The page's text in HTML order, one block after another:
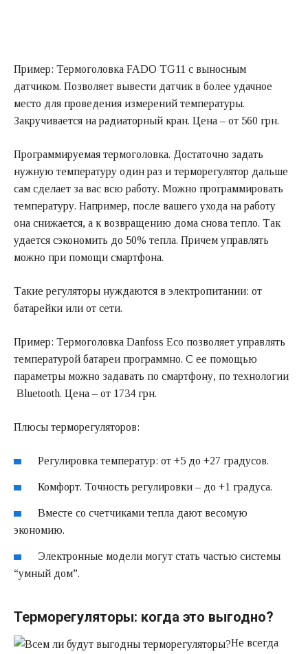
Пример: Термоголовка FADO TG11 с выносным
датчиком. Позволяет вывести датчик в более удачное
место для проведения измерений температуры.
Закручивается на радиаторный кран. Цена – от 560 грн.
Программируемая термоголовка. Достаточно задать
нужную температуру один раз и терморегулятор дальше
сам сделает за вас всю работу. Можно программировать
температуру. Например, после вашего ухода на работу
она снижается, а к возвращению дома снова тепло. Так
удается сэкономить до 50% тепла. Причем управлять
можно при помощи смартфона.
Такие регуляторы нуждаются в электропитании: от
батарейки или от сети.
Пример: Термоголовка Danfoss Eco позволяет управлять
температурой батареи программно. С ее помощью
параметры можно задавать по смартфону, по технологии
Bluetooth. Цена – от 1734 грн.
Плюсы терморегуляторов:
Регулировка температур: от +5 до +27 градусов.
Комфорт. Точность регулировки – до +1 градуса.
Вместе со счетчиками тепла дают весомую
экономию.
Электронные модели могут стать частью системы
“умный дом”.
Терморегуляторы: когда это выгодно?
Не всегда